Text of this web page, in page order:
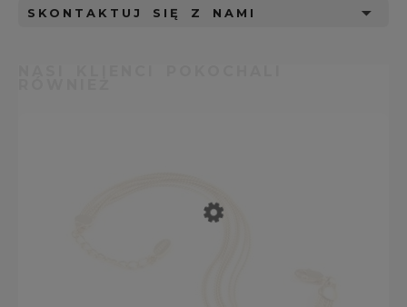
SKONTAKTUJ SIĘ Z NAMI